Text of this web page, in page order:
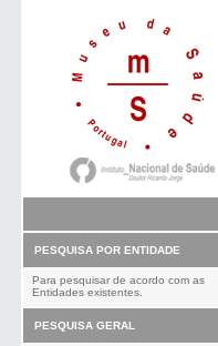
PESQUISA POR ENTIDADE
Para pesquisar de acordo com as
Entidades existentes.
PESQUISA GERAL